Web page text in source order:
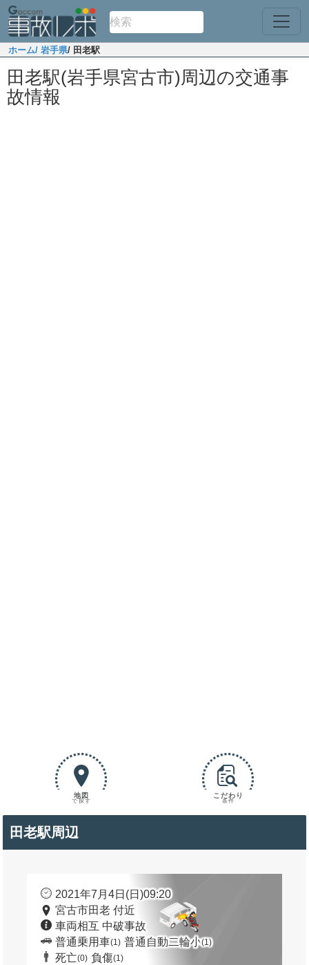
ホーム/ 岩手県/ 田老駅
田老駅(岩手県宮古市)周辺の交通事
故情報
地図
で探す
こだわり
条件
田老駅周辺
2021年7月4日(日)09:20
宮古市田老 付近
車両相互 中破事故
普通乗用車(1) 普通自動二輪小(1)
死亡(0) 負傷(1)